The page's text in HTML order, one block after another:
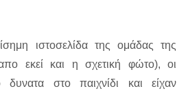
ιστοσελίδα της ομάδας της
εκεί και η σχετική φώτο), οι
δυνατα στο παιχνίδι και είχαν